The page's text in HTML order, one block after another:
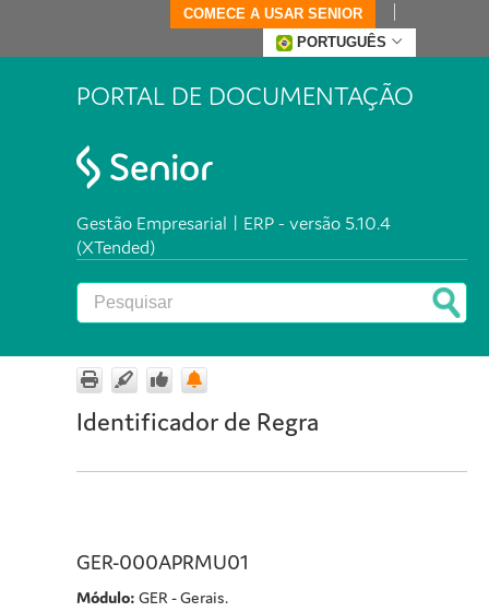
COMECE A USAR SENIOR
PORTUGUÊS
PORTAL DE DOCUMENTAÇÃO
Gestão Empresarial | ERP - versão 5.10.4
(XTended)
Identificador de Regra
GER-000APRMU01
Módulo: GER - Gerais.